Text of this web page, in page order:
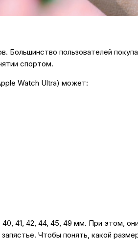
Большинство пользователей
спортом.
Watch Ultra) может:
41, 42, 44, 45, 49 мм. При этом,
Чтобы понять, какой